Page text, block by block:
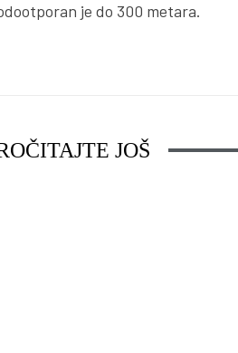
je do 300 metara.
JOŠ